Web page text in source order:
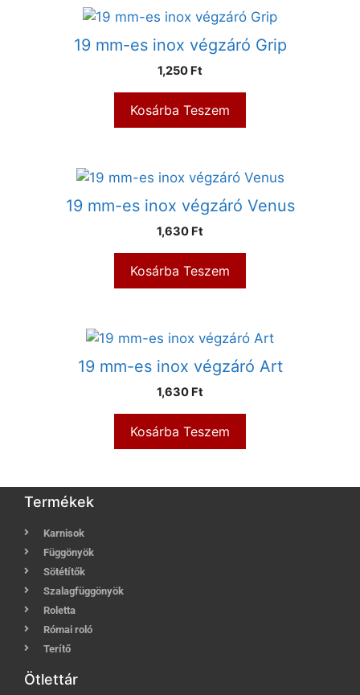
19 mm-es inox végzáró Grip
1,250 Ft
Kosárba Teszem
19 mm-es inox végzáró Venus
1,630 Ft
Kosárba Teszem
19 mm-es inox végzáró Art
1,630 Ft
Kosárba Teszem
Termékek
Karnisok
Függönyök
Sötétítők
Szalagfüggönyök
Roletta
Római roló
Terítő
Ötlettár